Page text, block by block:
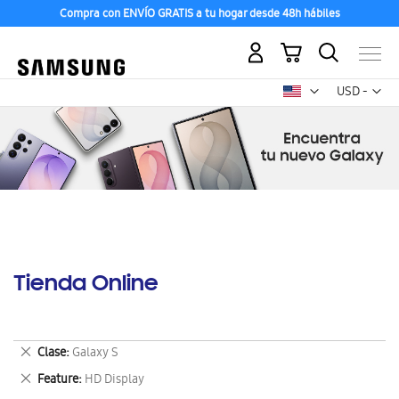
Compra con ENVÍO GRATIS a tu hogar desde 48h hábiles
USD -
dólar
Mi carrito
Tienda Online
Clase Galaxy S
Eliminar
este
artículo
Feature HD Display
Eliminar